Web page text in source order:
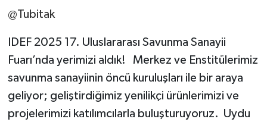
@Tubitak
IDEF 2025 17. Uluslararası Savunma Sanayii
Fuarı’nda yerimizi aldık! Merkez ve Enstitülerimiz
savunma sanayiinin öncü kuruluşları ile bir araya
geliyor; geliştirdiğimiz yenilikçi ürünlerimizi ve
projelerimizi katılımcılarla buluşturuyoruz. Uydu